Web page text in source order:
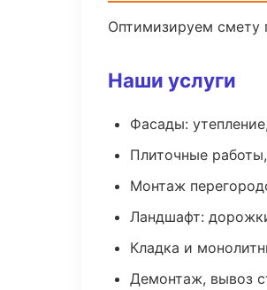
Оптимизируем смету
Наши услуги
Фасады:
Плиточные
Монтаж
Ландшафт:
Кладка и
Демонтаж, вывоз